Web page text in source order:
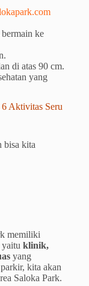
ke
di atas 90 cm.
yang
Aktivitas Seru
bisa kita
memiliki
klinik,
yang
kita akan
Saloka Park.